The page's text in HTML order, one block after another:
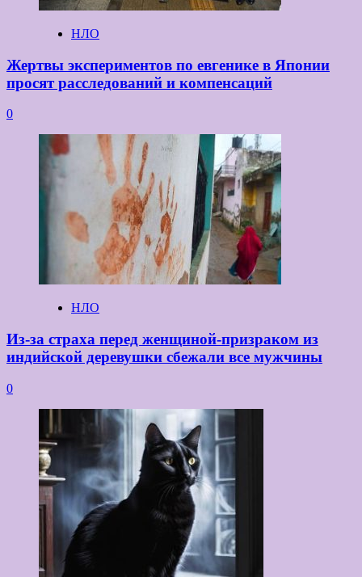
НЛО
Жертвы экспериментов по евгенике в Японии
просят расследований и компенсаций
0
НЛО
Из-за страха перед женщиной-призраком из
индийской деревушки сбежали все мужчины
0